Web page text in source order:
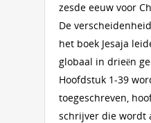
zesde eeuw voor
De
het boek Jesaja
globaal in drieën
Hoofdstuk 1-39
toegeschreven,
schrijver die wordt